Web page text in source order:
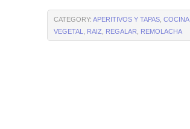
CATEGORY: APERITIVOS Y TAPAS COCINA
VEGETAL
RAIZ REGALAR REMOLACHA